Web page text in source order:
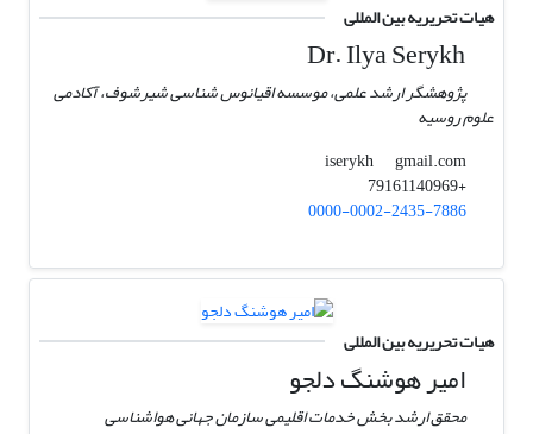
هیات تحریریه بین المللی
Dr. Ilya Serykh
پژوهشگر ارشد علمی، موسسه اقیانوس شناسی شیرشوف، آکادمی
علوم روسیه
iserykh
gmail.com
+79161140969
0000-0002-2435-7886
هیات تحریریه بین المللی
امیر هوشنگ دلجو
محقق ارشد بخش خدمات اقلیمی سازمان جهانی هواشناسی